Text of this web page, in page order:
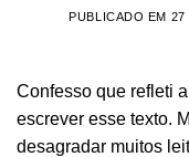
PUBLICADO EM
Confesso que refleti
escrever esse texto.
desagradar muitos